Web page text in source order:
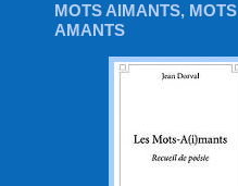
MOTS AIMANTS, MOTS
AMANTS